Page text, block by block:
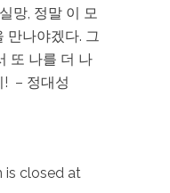
망, 정말 이 모
만나야겠다. 그
또 나를 더 나
! – 정대성
is closed at